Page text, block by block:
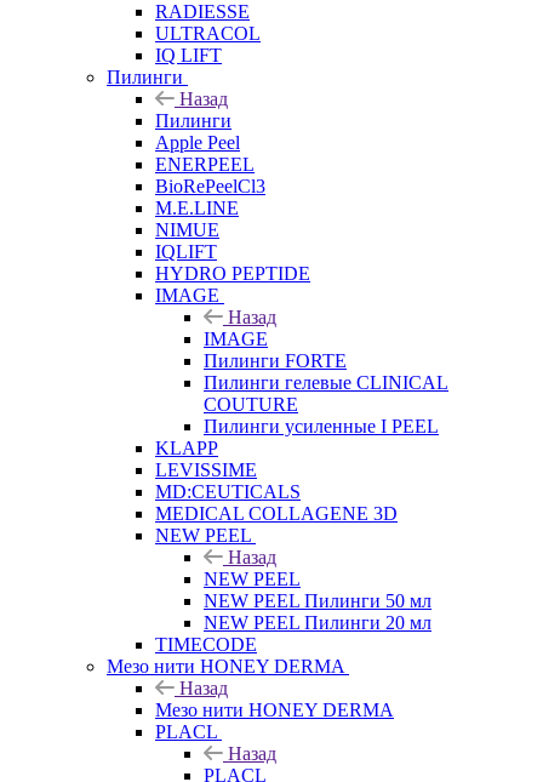
RADIESSE
ULTRACOL
IQ LIFT
Пилинги
Назад
Пилинги
Apple Peel
ENERPEEL
BioRePeelCl3
M.E.LINE
NIMUE
IQLIFT
HYDRO PEPTIDE
IMAGE
Назад
IMAGE
Пилинги FORTE
Пилинги гелевые CLINICAL
COUTURE
Пилинги усиленные I PEEL
KLAPP
LEVISSIME
MD:CEUTICALS
MEDICAL COLLAGENE 3D
NEW PEEL
Назад
NEW PEEL
NEW PEEL Пилинги 50 мл
NEW PEEL Пилинги 20 мл
TIMECODE
Мезо нити HONEY DERMA
Назад
Мезо нити HONEY DERMA
PLACL
Назад
PLACL